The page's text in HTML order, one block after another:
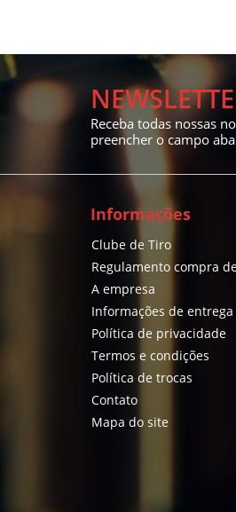
Receba todas nossas
preencher o campo
Informações
Clube de Tiro
Regulamento compra
A empresa
Informações de entrega
Política de privacidade
Termos e condições
Política de trocas
Contato
Mapa do site